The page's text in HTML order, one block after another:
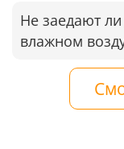
Не заедают
влажном